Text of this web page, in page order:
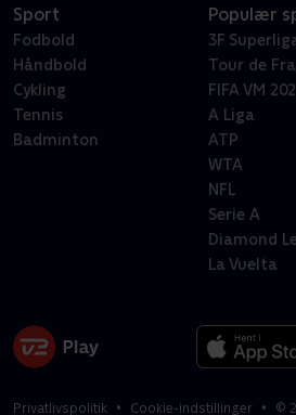
Sport
Fodbold
Håndbold
Cykling
Tennis
Badminton
Populær
3F
Tour de
FIFA VM
A Liga
ATP
WTA
NFL
Serie A
Diamond
La Vuelta
Privatlivspolitik Cookie-indstillinger ©